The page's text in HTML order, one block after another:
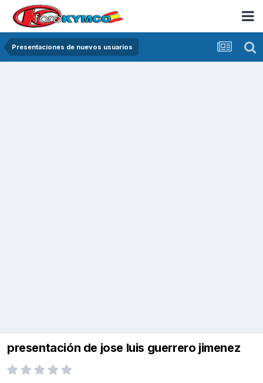
Presentaciones de nuevos usuarios
presentación de jose luis guerrero jimenez